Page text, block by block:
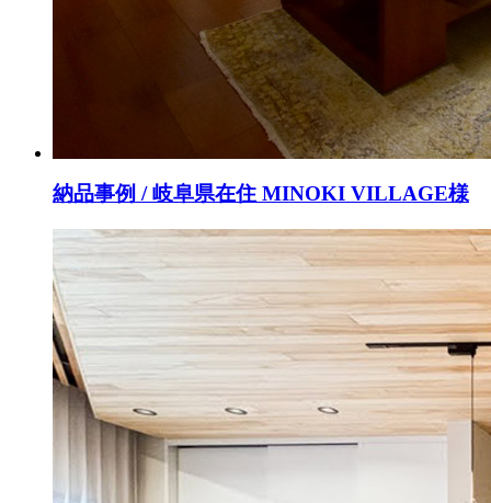
納品事例 / 岐阜県在住 MINOKI VILLAGE様